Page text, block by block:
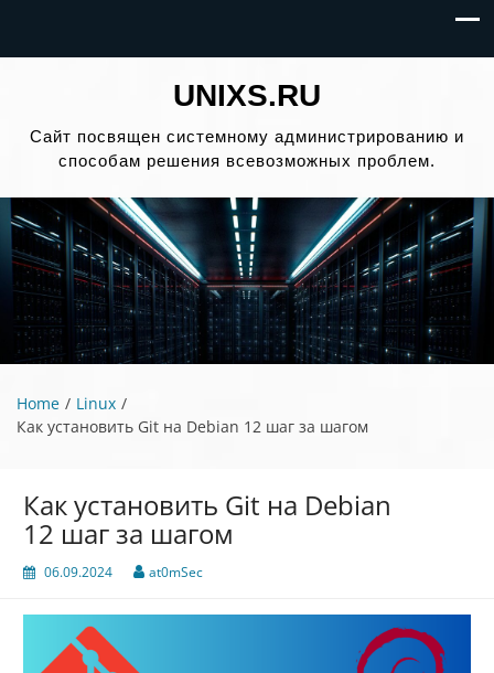
UNIXS.RU
Сайт посвящен системному администрированию и
способам решения всевозможных проблем.
Home
Linux
Как установить Git на Debian 12 шаг за шагом
Как установить Git на Debian
12 шаг за шагом
06.09.2024 at0mSec